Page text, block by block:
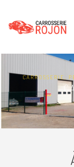
CARROSSERIE,